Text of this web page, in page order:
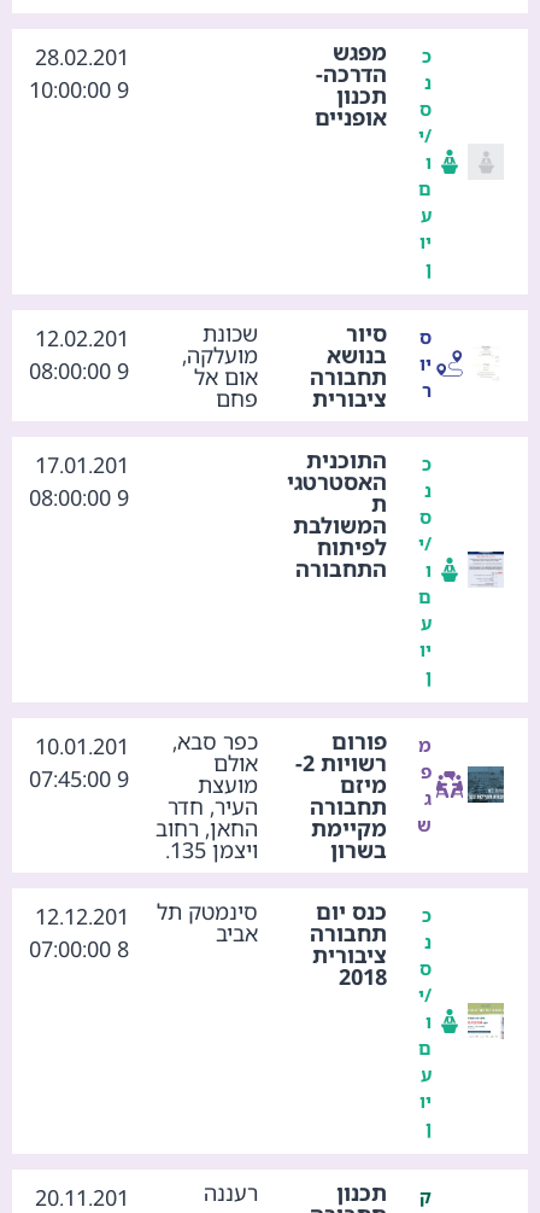
כ
נ
ס
/י
ו
ם
ע
יו
ן
מפגש
הדרכה-
תכנון
אופניים
28.02.201
9 10:00:00
ס
יו
ר
סיור
בנושא
תחבורה
ציבורית
שכונת
מועלקה,
אום אל
פחם
12.02.201
9 08:00:00
כ
נ
ס
/י
ו
ם
ע
יו
ן
התוכנית
האסטרטגי
ת
המשולבת
לפיתוח
התחבורה
17.01.201
9 08:00:00
מ
פ
ג
ש
פורום
רשויות 2-
מיזם
תחבורה
מקיימת
בשרון
כפר סבא,
אולם
מועצת
העיר, חדר
החאן, רחוב
ויצמן 135.
10.01.201
9 07:45:00
כ
נ
ס
/י
ו
ם
ע
יו
ן
כנס יום
תחבורה
ציבורית
2018
סינמטק תל
אביב
12.12.201
8 07:00:00
ק
תכנון רעננה
20.11.201